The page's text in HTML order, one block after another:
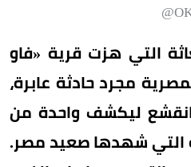
التي هزت قرية «فاو
مجرد حادثة عابرة،
انقشع ليكشف واحدة من
التي شهدها صعيد مصر.